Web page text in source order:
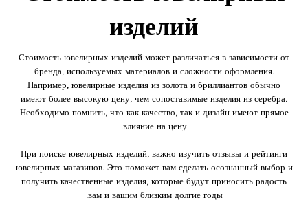
изделий
Стоимость ювелирных изделий может различаться в зависимости от
бренда, используемых материалов и сложности оформления.
Например, ювелирные изделия из золота и бриллиантов обычно
имеют более высокую цену, чем сопоставимые изделия из серебра.
Необходимо помнить, что как качество, так и дизайн имеют прямое
влияние на цену.
При поиске ювелирных изделий, важно изучить отзывы и рейтинги
ювелирных магазинов. Это поможет вам сделать осознанный выбор и
получить качественные изделия, которые будут приносить радость
вам и вашим близким долгие годы.